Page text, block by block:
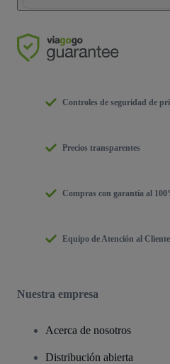
Controles de seguridad de
Precios transparentes
Compras con garantía al
Equipo de Atención al
Nuestra empresa
Acerca de nosotros
Distribución abierta